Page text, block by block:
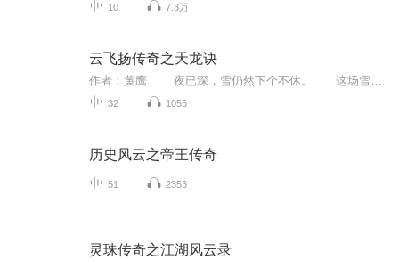
10 7.3万
云飞扬传奇之天龙诀
32 1055
历史风云之帝王传奇
51 2353
灵珠传奇之江湖风云录